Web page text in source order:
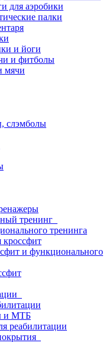
для аэробики
палки
и йоги
и фитболы
мячи
слэмболы
тренинг
тренинга
кроссфит
и функционального
и МТБ
реабилитации